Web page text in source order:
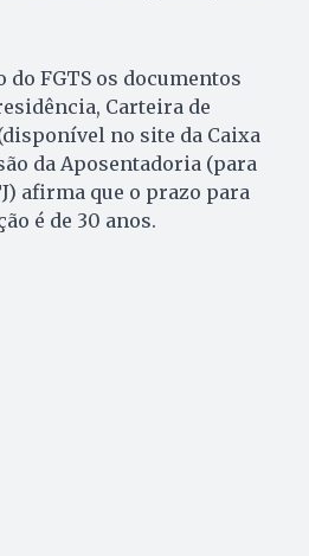
do FGTS os documentos
Carteira de
no site da Caixa
da Aposentadoria (para
afirma que o prazo para
é de 30 anos.